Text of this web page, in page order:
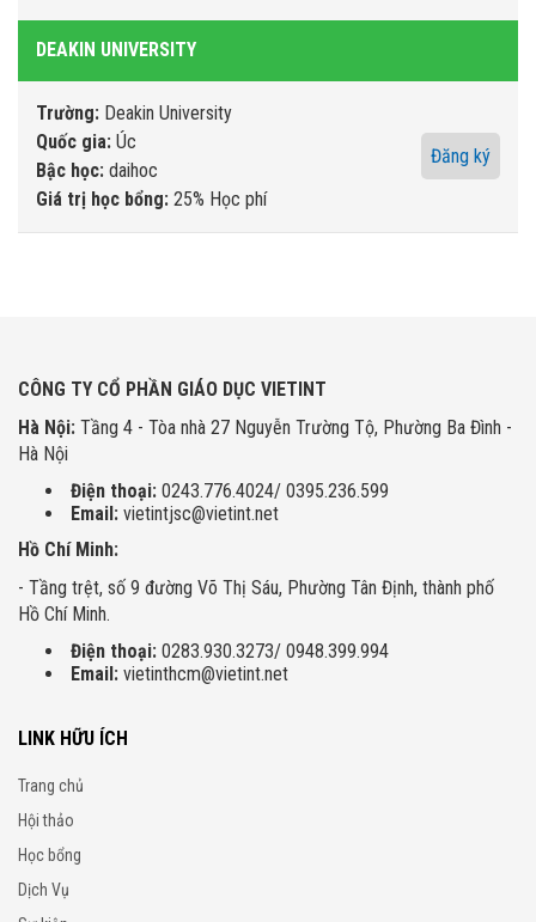
DEAKIN UNIVERSITY
Trường: Deakin University
Quốc gia: Úc
Bậc học: daihoc
Giá trị học bổng: 25% Học phí
Đăng ký
CÔNG TY CỔ PHẦN GIÁO DỤC VIETINT
Hà Nội: Tầng 4 - Tòa nhà 27 Nguyễn Trường Tộ, Phường Ba Đình -
Hà Nội
Điện thoại: 0243.776.4024/ 0395.236.599
Email: vietintjsc@vietint.net
Hồ Chí Minh:
- Tầng trệt, số 9 đường Võ Thị Sáu, Phường Tân Định, thành phố
Hồ Chí Minh.
Điện thoại: 0283.930.3273/ 0948.399.994
Email: vietinthcm@vietint.net
LINK HỮU ÍCH
Trang chủ
Hội thảo
Học bổng
Dịch Vụ